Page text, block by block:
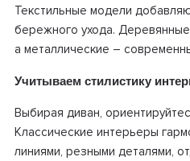
Текстильные модели
бережного ухода.
а металлические –
Учитываем стилистику
Выбирая диван,
Классические интерьеры
линиями, резными деталями,